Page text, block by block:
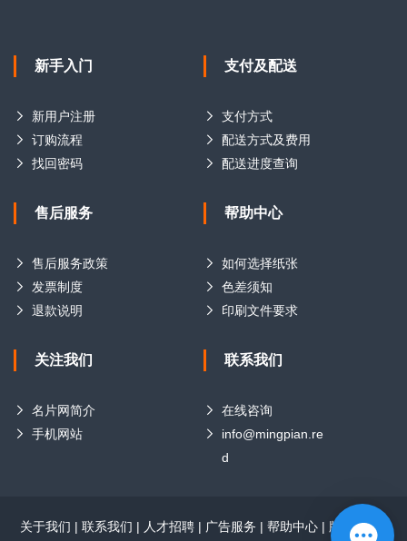
新手入门
新用户注册
订购流程
找回密码
支付及配送
支付方式
配送方式及费用
配送进度查询
售后服务
售后服务政策
发票制度
退款说明
帮助中心
如何选择纸张
色差须知
印刷文件要求
关注我们
名片网简介
手机网站
联系我们
在线咨询
info@mingpian.re
d
关于我们 | 联系我们 | 人才招聘 | 广告服务 | 帮助中心 | 版权声明